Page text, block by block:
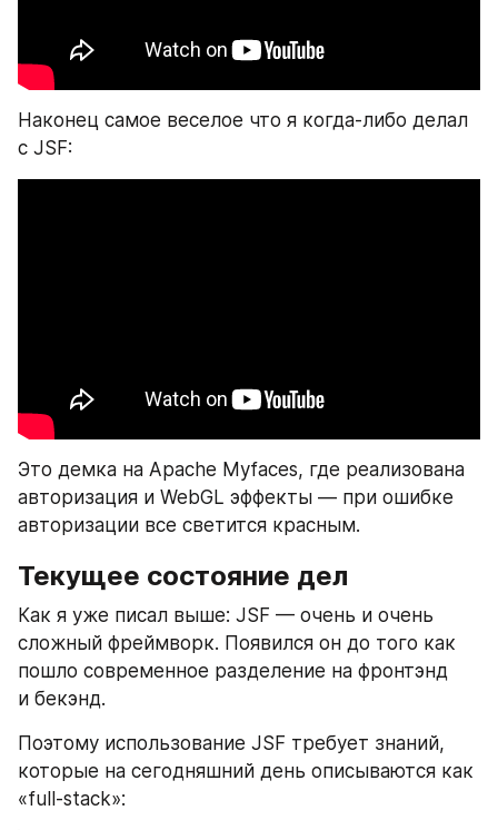
Наконец самое веселое что я когда-либо делал
с JSF:
Это демка на Apache Myfaces, где реализована
авторизация и WebGL эффекты — при ошибке
авторизации все светится красным.
Текущее состояние дел
Как я уже писал выше: JSF — очень и очень
сложный фреймворк. Появился он до того как
пошло современное разделение на фронтэнд
и бекэнд.
Поэтому использование JSF требует знаний,
которые на сегодняшний день описываются как
«full-stack»: